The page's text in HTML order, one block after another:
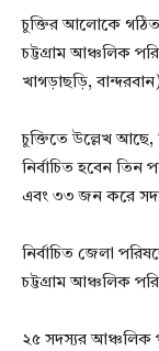
চুক্তির আলোকে গঠিত
চট্টগ্রাম আঞ্চলিক
খাগড়াছড়ি,
চুক্তিতে উল্লেখ আছে,
নির্বাচিত হবেন তিন
এবং ৩৩ জন করে
নির্বাচিত জেলা
চট্টগ্রাম আঞ্চলিক
২৫ সদস্যর আঞ্চলিক